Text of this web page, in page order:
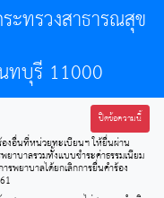
ะทรวงสาธารณสุข
ทบุรี 11000
7121 E-mail :
ปิดข้อความนี้
งอื่นที่หน่วยทะเบียนฯ ให้ยื่นผ่าน
าบาลรวมทั้งแบบชำระค่าธรรมเนียม
พยาบาลได้ยกเลิกการยื่นคำร้อง